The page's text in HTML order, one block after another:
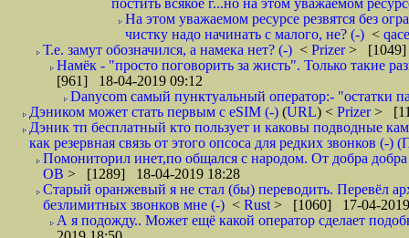
постить всякое г...но на этом уважаемом
На этом уважаемом ресурсе резвятся без
чистку надо начинать с малого, не? (-) <
Т.е. замут обозначился, а намека нет? (-) < Prizer> [1049]
Намёк - "просто поговорить за жисть". Только такие
[961] 18-04-2019 09:12
Danycom самый пунктуальный оператор:- "остатки
Дэником может стать первым с еSIM (-) (URL) < Prizer>
Дэник тп бесплатный кто пользует и каковы подводные
как резервная связь от этого опсоса для редких звонков (-)
Помониторил инет,по общался с народом. От добра
ОВ > [1289] 18-04-2019 18:28
Старый оранжевый я не стал (бы) переводить. Перевёл
безлимитных звонков мне (-) < Rust > [1060] 17-04-
А я подожду.. Может ещё какой оператор сделает